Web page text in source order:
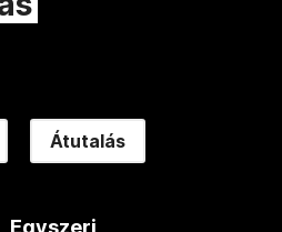
Átutalás
Egyszeri